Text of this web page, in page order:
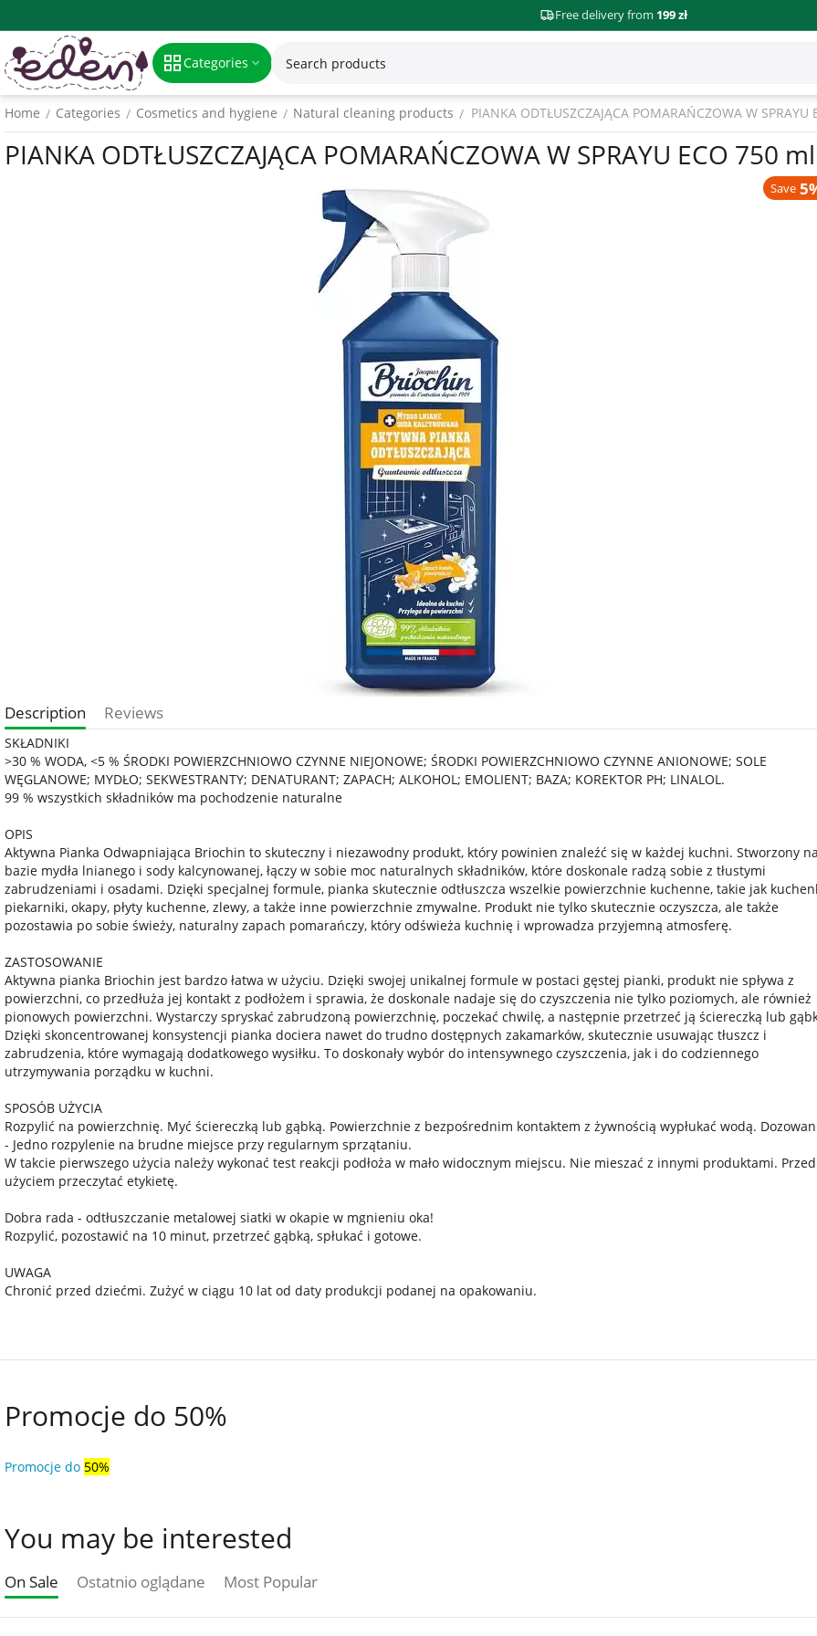
Free delivery from 199 zł
Categories
Home / Categories / Cosmetics and hygiene / Natural cleaning products / PIANKA ODTŁUSZCZAJĄCA POMARAŃCZOWA W
PIANKA ODTŁUSZCZAJĄCA POMARAŃCZOWA W SPRAYU ECO 750
Save 5%
Description Reviews
SKŁADNIKI
>30 % WODA, <5 % ŚRODKI POWIERZCHNIOWO CZYNNE NIEJONOWE; ŚRODKI POWIERZCHNIOWO CZYNNE ANIONOWE; SOLE
WĘGLANOWE; MYDŁO; SEKWESTRANTY; DENATURANT; ZAPACH; ALKOHOL; EMOLIENT; BAZA; KOREKTOR PH; LINALOL.
99 % wszystkich składników ma pochodzenie naturalne
OPIS
Aktywna Pianka Odwapniająca Briochin to skuteczny i niezawodny produkt, który powinien znaleźć się w każdej kuchni. Stworzony na
bazie mydła lnianego i sody kalcynowanej, łączy w sobie moc naturalnych składników, które doskonale radzą sobie z tłustymi
zabrudzeniami i osadami. Dzięki specjalnej formule, pianka skutecznie odtłuszcza wszelkie powierzchnie kuchenne, takie jak
piekarniki, okapy, płyty kuchenne, zlewy, a także inne powierzchnie zmywalne. Produkt nie tylko skutecznie oczyszcza, ale także
pozostawia po sobie świeży, naturalny zapach pomarańczy, który odświeża kuchnię i wprowadza przyjemną atmosferę.
ZASTOSOWANIE
Aktywna pianka Briochin jest bardzo łatwa w użyciu. Dzięki swojej unikalnej formule w postaci gęstej pianki, produkt nie spływa z
powierzchni, co przedłuża jej kontakt z podłożem i sprawia, że doskonale nadaje się do czyszczenia nie tylko poziomych, ale również
pionowych powierzchni. Wystarczy spryskać zabrudzoną powierzchnię, poczekać chwilę, a następnie przetrzeć ją ściereczką lub
Dzięki skoncentrowanej konsystencji pianka dociera nawet do trudno dostępnych zakamarków, skutecznie usuwając tłuszcz i
zabrudzenia, które wymagają dodatkowego wysiłku. To doskonały wybór do intensywnego czyszczenia, jak i do codziennego
utrzymywania porządku w kuchni.
SPOSÓB UŻYCIA
Rozpylić na powierzchnię. Myć ściereczką lub gąbką. Powierzchnie z bezpośrednim kontaktem z żywnością wypłukać wodą.
- Jedno rozpylenie na brudne miejsce przy regularnym sprzątaniu.
W takcie pierwszego użycia należy wykonać test reakcji podłoża w mało widocznym miejscu. Nie mieszać z innymi produktami. Przed
użyciem przeczytać etykietę.
Dobra rada - odtłuszczanie metalowej siatki w okapie w mgnieniu oka!
Rozpylić, pozostawić na 10 minut, przetrzeć gąbką, spłukać i gotowe.
UWAGA
Chronić przed dziećmi. Zużyć w ciągu 10 lat od daty produkcji podanej na opakowaniu.
Promocje do 50%
Promocje do 50%
You may be interested
On Sale Ostatnio oglądane Most Popular